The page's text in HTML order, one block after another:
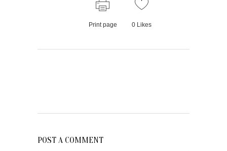
Print page 0Likes
POST A COMMENT